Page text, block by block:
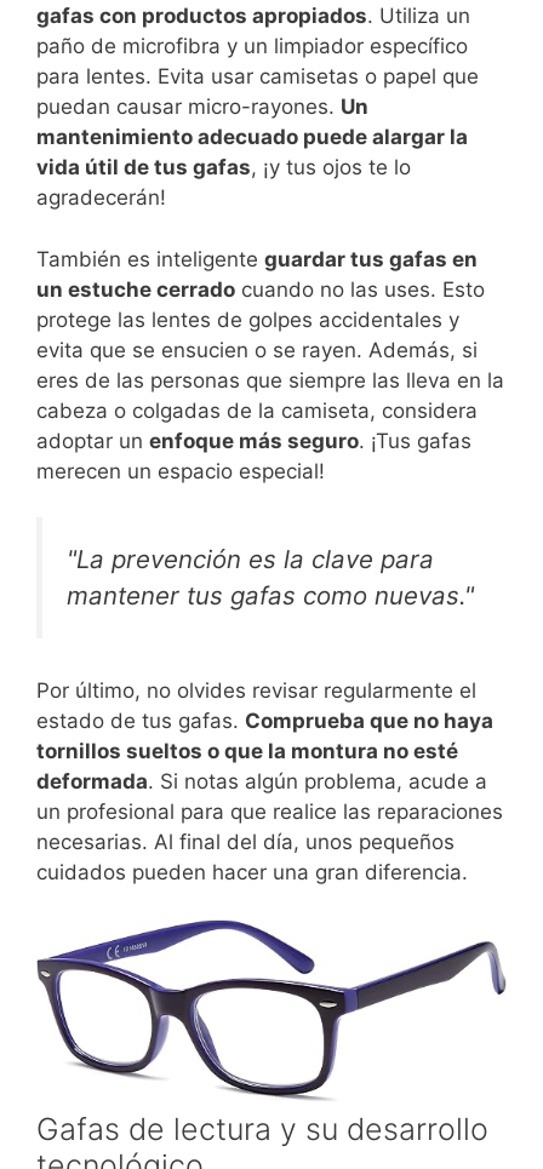
gafas con productos apropiados. Utiliza un
paño de microfibra y un limpiador específico
para lentes. Evita usar camisetas o papel que
puedan causar micro-rayones. Un
mantenimiento adecuado puede alargar la
vida útil de tus gafas, ¡y tus ojos te lo
agradecerán!
También es inteligente guardar tus gafas en
un estuche cerrado cuando no las uses. Esto
protege las lentes de golpes accidentales y
evita que se ensucien o se rayen. Además, si
eres de las personas que siempre las lleva en la
cabeza o colgadas de la camiseta, considera
adoptar un enfoque más seguro. ¡Tus gafas
merecen un espacio especial!
"La prevención es la clave para
mantener tus gafas como nuevas."
Por último, no olvides revisar regularmente el
estado de tus gafas. Comprueba que no haya
tornillos sueltos o que la montura no esté
deformada. Si notas algún problema, acude a
un profesional para que realice las reparaciones
necesarias. Al final del día, unos pequeños
cuidados pueden hacer una gran diferencia.
Gafas de lectura y su desarrollo